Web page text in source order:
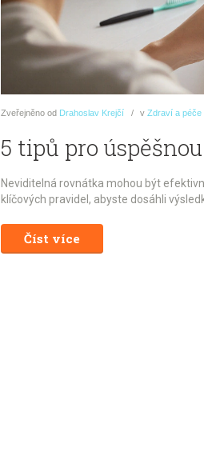
Zveřejněno od Drahoslav Krejčí v Zdraví a péče
5 tipů pro
Neviditelná rovnátka mohou být
klíčových pravidel, abyste dosáhli
Číst více